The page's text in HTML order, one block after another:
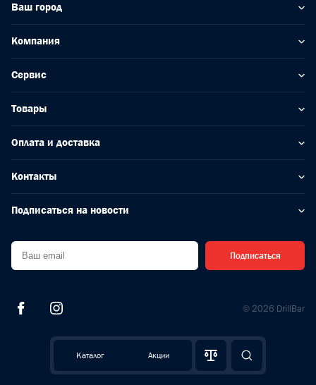
Каталог Акции
Ваш город
Компания
Сервис
Товары
Оплата и доставка
Контакты
Подписаться на новости
Подписаться
© 2026 DrillBar